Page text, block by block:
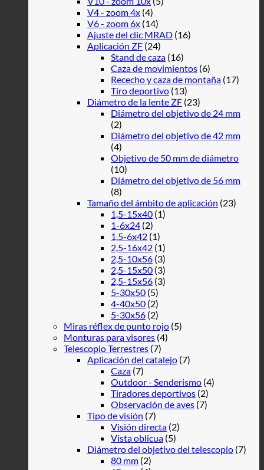
V4 - zoom 4x (4)
V6 - zoom 6x (14)
Ajuste del clic MRAD (16)
Aplicación ZF (24)
Stand de caza (16)
Caza de movimientos (6)
Rececho y caza de montaña (17)
Tiro deportivo (13)
Diámetro de la lente ZF (23)
Diámetro del objetivo de 24 mm
(2)
Diámetro del objetivo de 42 mm
(4)
Objetivo de 50 mm de diámetro
(10)
Diámetro del objetivo de 56 mm
(8)
Tamaño del ámbito de aplicación (23)
1,5-15x40 (1)
1-6x24 (2)
1,5-6x42 (1)
2,5-16x42 (1)
2,5-10x56 (3)
2,5-15x50 (3)
2,5-15x56 (3)
5-30x50 (5)
4-40x50 (2)
5-30x56 (2)
Miras réflex de punto rojo (5)
Monturas para visores (4)
Telescopio Terrestres (7)
Aplicación del catalejo (7)
Caza (7)
Outdoor - Senderismo (4)
Tiradores deportivos (2)
Observación de aves (7)
Tipo de visión (7)
Visión directa (2)
Vista oblicua (5)
Diámetro del objetivo del telescopio (7)
80 mm (2)